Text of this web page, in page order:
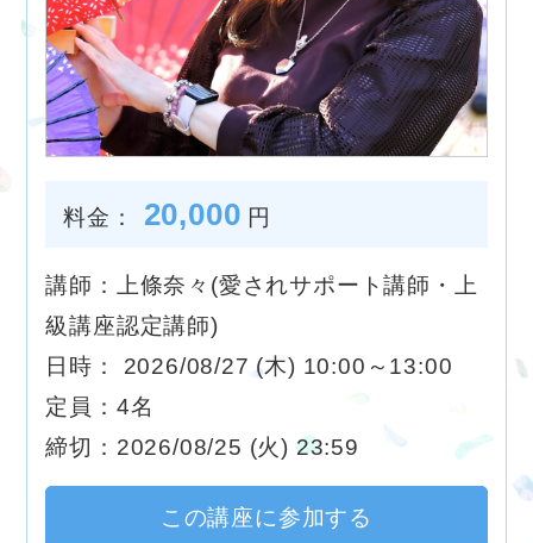
料金： 20,000 円
講師：上條奈々(愛されサポート講師・上
級講座認定講師)
日時： 2026/08/27 (木) 10:00～13:00
定員：4名
締切：2026/08/25 (火) 23:59
この講座に参加する